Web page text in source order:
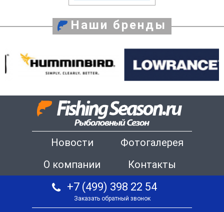
Наши бренды
Новости
Фотогалерея
О компании
Контакты
+7 (499) 398 22 54
Заказать обратный звонок